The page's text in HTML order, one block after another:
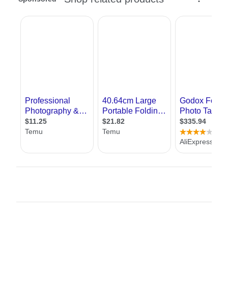
אדריכלות. התמחות זו זוכה להצלחה בקרב צעירים,
הן בגלל הדרישה הגבוהה של כלי התקשורת שונים
המבנה מזוויות שונות, להציג כיצד נראהעיצוב
פניםשלו בהיבטים משתנים תוך ניסיון לחשוף
לצופה את מה שהמבנה או החדר רוצים להביע.
צילום אדריכלות נפוץ בעיקר כאשר רוצים לצלם
מטבחים, חדרי שינה , סלון או מרפסת. לעיתים